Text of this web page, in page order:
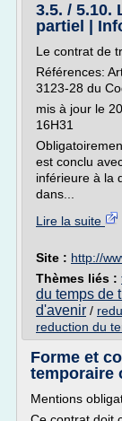
3.5. / 5.10.
partiel |
Le contrat de
Références:
3123-28 du
mis à jour le
16H31
est conclu
inférieure à la
dans...
Lire la suite
Site : http://
Thèmes liés :
du temps de
d'avenir /
reduction du
Forme et
temporaire
Mentions